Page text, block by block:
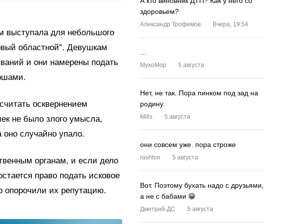
выступала для небольшого
областной". Девушкам
и они намерены подать
осквернением
не было злого умысла,
оно случайно упало.
органам, и если дело
право подать исковое
опорочили их репутацию.
здоровьем?
Александр Трофимов Вчера, 19:54
MyxoMop 5 августа
Нет, не так. Пора пинком под зад на
родину.
Mills 5 августа
они совсем уже. пора строже
rashton 5 августа
Вот. Поэтому бухать надо с друзьями,
а не с бабами 😁
Дмитрий-ДС 5 августа